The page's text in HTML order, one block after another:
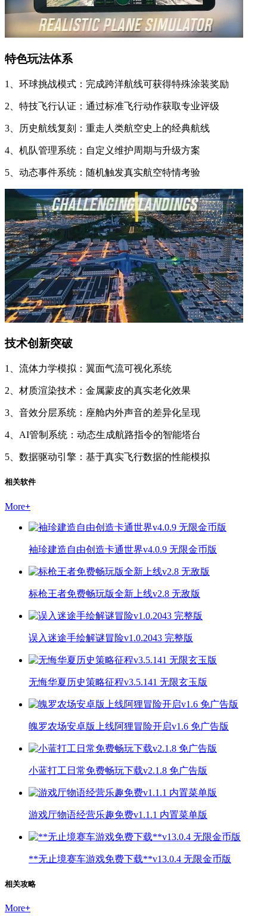
特色玩法体系
1、环球挑战模式：完成跨洋航线可获得特殊涂装奖励
2、特技飞行认证：通过标准飞行动作获取专业评级
3、历史航线复刻：重走人类航空史上的经典航线
4、机队管理系统：自定义维护周期与升级方案
5、动态事件系统：随机触发真实航空特情考验
技术创新突破
1、流体力学模拟：翼面气流可视化系统
2、材质渲染技术：金属蒙皮的真实老化效果
3、音效分层系统：座舱内外声音的差异化呈现
4、AI管制系统：动态生成航路指令的智能塔台
5、数据驱动引擎：基于真实飞行数据的性能模拟
相关软件
More+
袖珍建造自由创造卡通世界v4.0.9 无限金币版
标枪王者免费畅玩版全新上线v2.8 无敌版
误入迷途手绘解谜冒险v1.0.2043 完整版
无悔华夏历史策略征程v3.5.141 无限玄玉版
魄罗农场安卓版上线阿狸冒险开启v1.6 免广告版
小蓝打工日常免费畅玩下载v2.1.8 免广告版
游戏厅物语经营乐趣免费v1.1.1 内置菜单版
**无止境赛车游戏免费下载**v13.0.4 无限金币版
相关攻略
More+